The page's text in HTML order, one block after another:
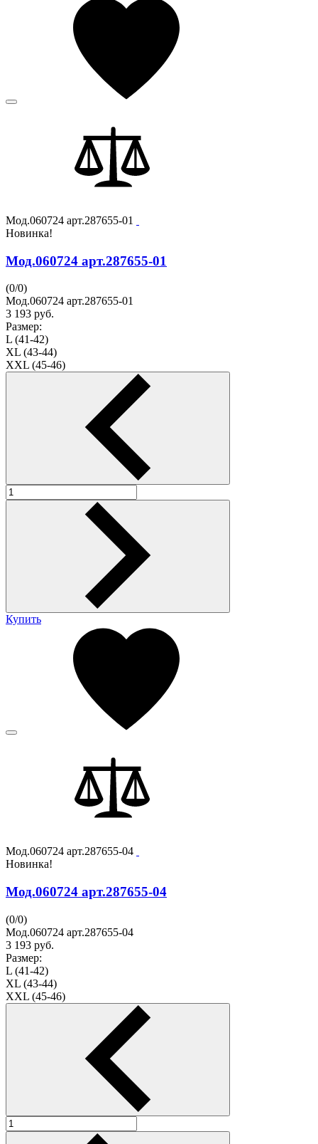
Мод.060724 арт.287655-01
Новинка!
Мод.060724 арт.287655-01
(0/0)
Мод.060724 арт.287655-01
3 193 руб.
Размер:
L (41-42)
XL (43-44)
XXL (45-46)
Купить
Мод.060724 арт.287655-04
Новинка!
Мод.060724 арт.287655-04
(0/0)
Мод.060724 арт.287655-04
3 193 руб.
Размер:
L (41-42)
XL (43-44)
XXL (45-46)